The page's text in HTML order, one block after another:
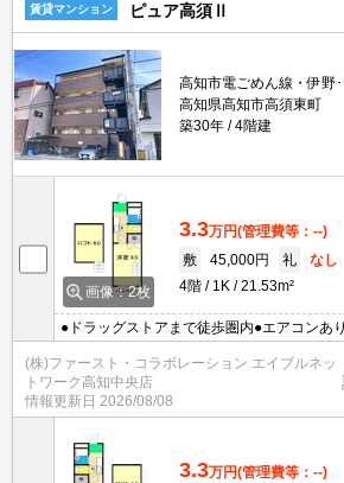
賃貸マンション ピュア高須Ⅱ
高知市電ごめん線・伊野
高知県高知市高須東町
築30年
4階建
画像：2枚
3.3万円(管理費等：--)
敷
45,000円 礼
なし
4階
1K 21.53m²
●ドラッグストアまで徒歩圏内●エアコンあ
(株)ファースト・コラボレーション エイブルネッ
トワーク高知中央店
情報更新日 2026/08/08
3.3万円(管理費等：--)